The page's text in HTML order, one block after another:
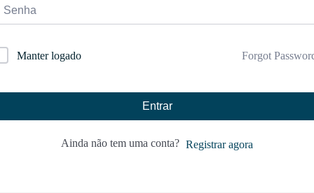
Manter logado Forgot
Entrar
Ainda não tem uma conta? Registrar agora